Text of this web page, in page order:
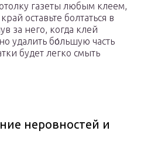
газеты любым клеем,
оставьте болтаться в
за него, когда клей
удалить бо́льшую часть
будет легко смыть
неровностей и